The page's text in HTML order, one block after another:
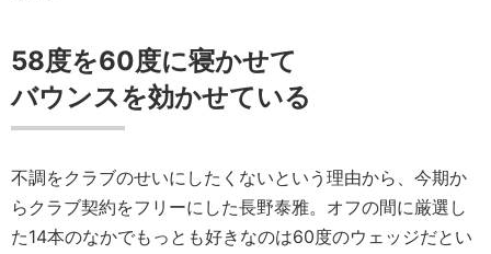
58度を60度に寝かせて
バウンスを効かせている
不調をクラブのせいにしたくないという理由から、今期か
らクラブ契約をフリーにした長野泰雅。オフの間に厳選し
た14本のなかでもっとも好きなのは60度のウェッジだとい